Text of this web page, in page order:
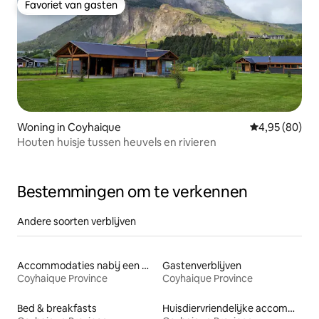
Favoriet van gasten
Favoriet van gasten
Woning in Coyhaique Gemiddelde
4,95 (80)
Houten huisje tussen heuvels en rivieren
Bestemmingen om te verkennen
Andere soorten verblijven
Accommodaties nabij een meer
Coyhaique Province
Gastenverblijven
Coyhaique Province
Bed & breakfasts
Huisdiervriendelijke accommodaties